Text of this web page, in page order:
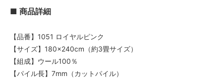
■ 商品詳細
【品番】1051 ロイヤルピンク
【サイズ】180×240cm（約3畳サイズ）
【組成】ウール100％
【パイル長】7mm（カットパイル）